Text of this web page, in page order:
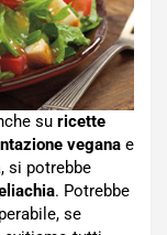
su ricette
vegana e
si potrebbe
. Potrebbe
se